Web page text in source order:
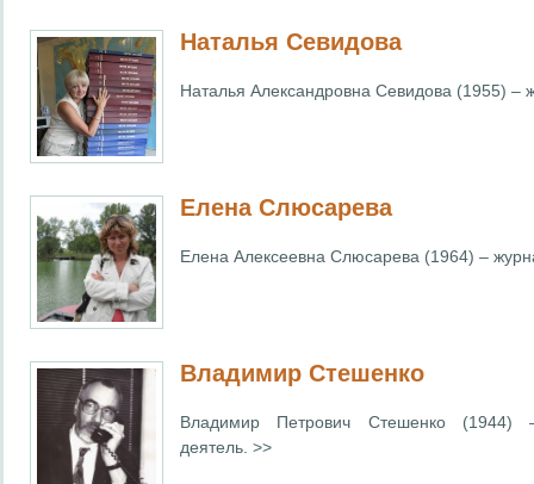
Наталья Севидова
Наталья Александровна Севидова (1955) –
Елена Слюсарева
Елена Алексеевна Слюсарева (1964) –
Владимир Стешенко
Владимир Петрович Стешенко (1944)
деятель. >>